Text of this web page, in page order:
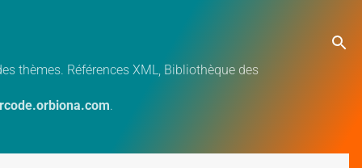
thèmes. Références XML, Bibliothèque des
.